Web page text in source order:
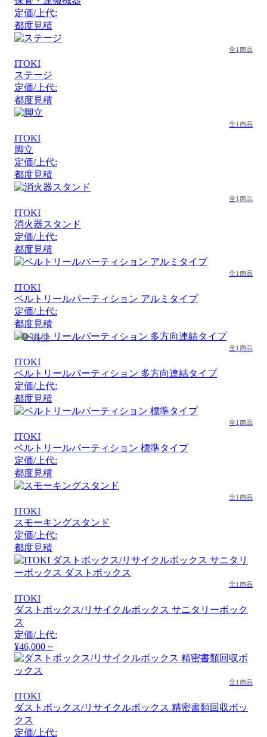
定価/上代:
都度見積
全1商品
ITOKI
ステージ
定価/上代:
都度見積
全1商品
ITOKI
脚立
定価/上代:
都度見積
全1商品
ITOKI
消火器スタンド
定価/上代:
都度見積
全1商品
ITOKI
ベルトリールパーティション アルミタイプ
定価/上代:
都度見積
廃盤
全1商品
ITOKI
ベルトリールパーティション 多方向連結タイプ
定価/上代:
都度見積
全1商品
ITOKI
ベルトリールパーティション 標準タイプ
定価/上代:
都度見積
全1商品
ITOKI
スモーキングスタンド
定価/上代:
都度見積
全1商品
ITOKI
ダストボックス/リサイクルボックス サニタリーボック
ス
定価/上代:
¥46,000 ~
全1商品
ITOKI
ダストボックス/リサイクルボックス 精密書類回収ボッ
クス
定価/上代: